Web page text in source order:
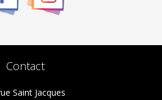
Contact
Saint Jacques